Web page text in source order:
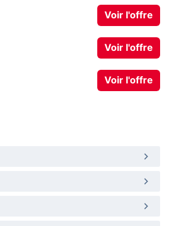
Voir l'offre
Voir l'offre
Voir l'offre